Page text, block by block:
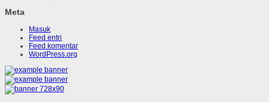
Meta
Masuk
Feed entri
Feed komentar
WordPress.org